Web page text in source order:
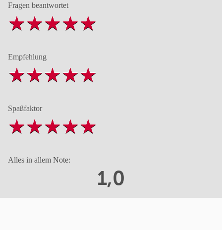
Fragen beantwortet
Empfehlung
Spaßfaktor
Alles in allem Note:
1,0